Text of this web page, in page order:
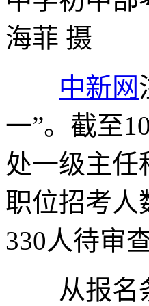
海菲 摄
中新网
一”。截至
处一级主任
职位招考人
330人待审查
从报名条